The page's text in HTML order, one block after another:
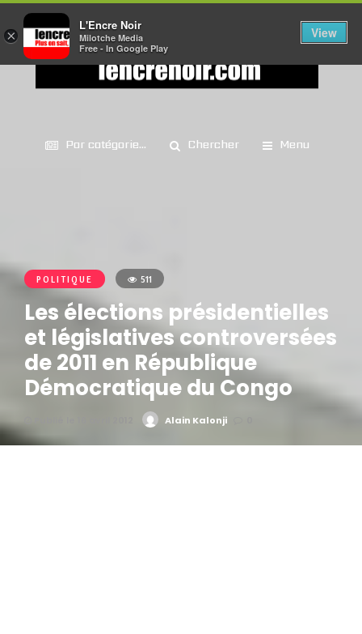
Par catégorie... Chercher Menu
POLITIQUE 511
Les élections présidentielles
et législatives controversées
de 2011 en République
Démocratique du Congo
Alain Kalonji
×
L'Encre Noir
Milotche Media
Free - In Google Play
View